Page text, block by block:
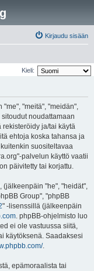
Kirjaudu sisään
Kieli:
"me", "meitä", "meidän",
noudattamaan
ja/tai käytä
ehtoja koska tahansa ja
suositeltavaa
palvelun käyttö vaatii
päivitetty tai korjattu.
(jälkeenpäin "he", "heidät",
Group", "phpBB
" -lisenssillä (jälkeenpäin
. phpBB-ohjelmisto luo
ei ole vastuussa siitä,
käytöksenä. Saadaksesi
.
epämoraalista tai